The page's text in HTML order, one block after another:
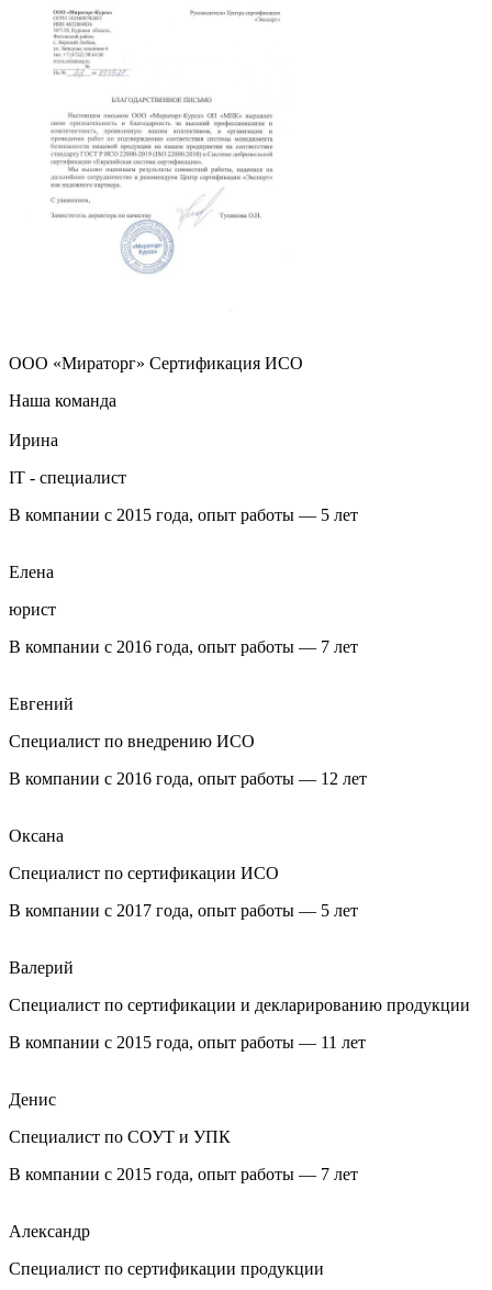
ООО «Мираторг» Сертификация ИСО
Наша команда
Ирина
IT - специалист
В компании с 2015 года, опыт работы — 5 лет
Елена
юрист
В компании с 2016 года, опыт работы — 7 лет
Евгений
Специалист по внедрению ИСО
В компании с 2016 года, опыт работы — 12 лет
Оксана
Специалист по сертификации ИСО
В компании с 2017 года, опыт работы — 5 лет
Валерий
Специалист по сертификации и декларированию продукции
В компании с 2015 года, опыт работы — 11 лет
Денис
Специалист по СОУТ и УПК
В компании с 2015 года, опыт работы — 7 лет
Александр
Специалист по сертификации продукции